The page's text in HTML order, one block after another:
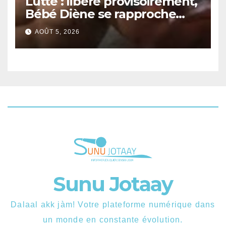
Bébé Diène se rapproche
d’un combat contre Zarco.
AOÛT 5, 2026
Sunu Jotaay
Dalaal akk jàm! Votre plateforme numérique dans
un monde en constante évolution.